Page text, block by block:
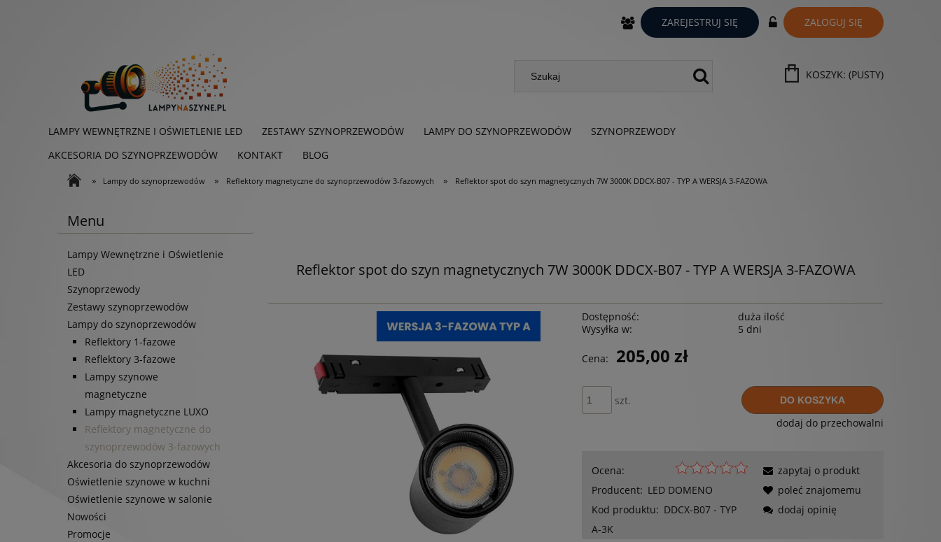
ZAREJESTRUJ SIĘ ZALOGUJ SIĘ
KOSZYK: (PUSTY)
LAMPY WEWNĘTRZNE I OŚWIETLENIE LED ZESTAWY SZYNOPRZEWODÓW LAMPY DO SZYNOPRZEWODÓW
SZYNOPRZEWODY
AKCESORIA DO SZYNOPRZEWODÓW
KONTAKT BLOG
» Lampy do szynoprzewodów » Reflektory magnetyczne do szynoprzewodów 3-fazowych » Reflektor spot do szyn magnetycznych 7W 3000K DDCX-B07 - TYP A WERSJA 3-FAZOWA
Menu
Lampy Wewnętrzne i Oświetlenie
LED
Szynoprzewody
Zestawy szynoprzewodów
Lampy do szynoprzewodów
Reflektory 1-fazowe
Reflektory 3-fazowe
Lampy szynowe
magnetyczne
Lampy magnetyczne LUXO
Reflektory magnetyczne do
szynoprzewodów 3-fazowych
Akcesoria do szynoprzewodów
Oświetlenie szynowe w kuchni
Oświetlenie szynowe w salonie
Nowości
Promocje
Reflektor spot do szyn magnetycznych 7W 3000K DDCX-B07 - TYP A WERSJA 3-FAZOWA
Dostępność:
duża ilość
Wysyłka w:
5 dni
Cena: 205,00 zł
szt. DO KOSZYKA
dodaj do przechowalni
Ocena:
Producent: LED DOMENO
Kod produktu: DDCX-B07 - TYP
A-3K
zapytaj o produkt
poleć znajomemu
dodaj opinię